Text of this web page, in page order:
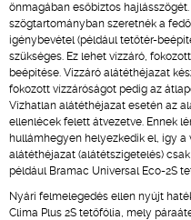
önmagában esőbiztos
szögtartományban szeretnék a
igénybevétel (például tetőtér-
szükséges. Ez lehet vízzáró,
beépítése. Vízzáró alátéthéjazat
fokozott vízzáróságot pedig az
Vízhatlan alátéthéjazat esetén az
ellenlécek felett átvezetve. Ennek
hullámhegyen helyezkedik el, így
alátéthéjazat (alátétszigetelés)
például Bramac Universal Eco-2S
Nyári felmelegedés ellen nyújt
Clima Plus 2S tetőfólia, mely